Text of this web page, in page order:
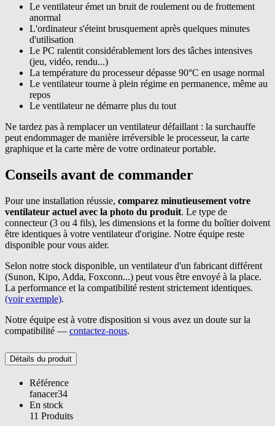
Le ventilateur émet un bruit de roulement ou de frottement
anormal
L'ordinateur s'éteint brusquement après quelques minutes
d'utilisation
Le PC ralentit considérablement lors des tâches intensives
(jeu, vidéo, rendu...)
La température du processeur dépasse 90°C en usage normal
Le ventilateur tourne à plein régime en permanence, même au
repos
Le ventilateur ne démarre plus du tout
Ne tardez pas à remplacer un ventilateur défaillant : la surchauffe
peut endommager de manière irréversible le processeur, la carte
graphique et la carte mère de votre ordinateur portable.
Conseils avant de commander
Pour une installation réussie, comparez minutieusement votre
ventilateur actuel avec la photo du produit. Le type de
connecteur (3 ou 4 fils), les dimensions et la forme du boîtier doivent
être identiques à votre ventilateur d'origine. Notre équipe reste
disponible pour vous aider.
Selon notre stock disponible, un ventilateur d'un fabricant différent
(Sunon, Kipo, Adda, Foxconn...) peut vous être envoyé à la place.
La performance et la compatibilité restent strictement identiques.
(voir exemple).
Notre équipe est à votre disposition si vous avez un doute sur la
compatibilité — contactez-nous.
Détails du produit
Référence
fanacer34
En stock
11 Produits